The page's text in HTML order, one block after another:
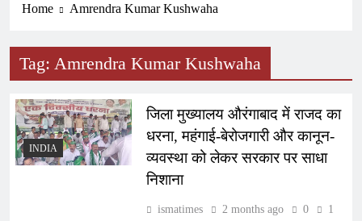
Home Amrendra Kumar Kushwaha
Tag: Amrendra Kumar Kushwaha
INDIA
जिला मुख्यालय औरंगाबाद में राजद का
धरना, महंगाई-बेरोजगारी और कानून-
व्यवस्था को लेकर सरकार पर साधा
निशाना
ismatimes 2 months ago 0
1